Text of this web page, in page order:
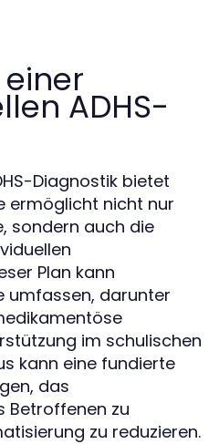
ADHS-
Diagnostik bietet
ermöglicht nicht nur
sondern auch die
Plan kann
umfassen, darunter
im schulischen
kann eine fundierte
das
Betroffenen zu
zu reduzieren.